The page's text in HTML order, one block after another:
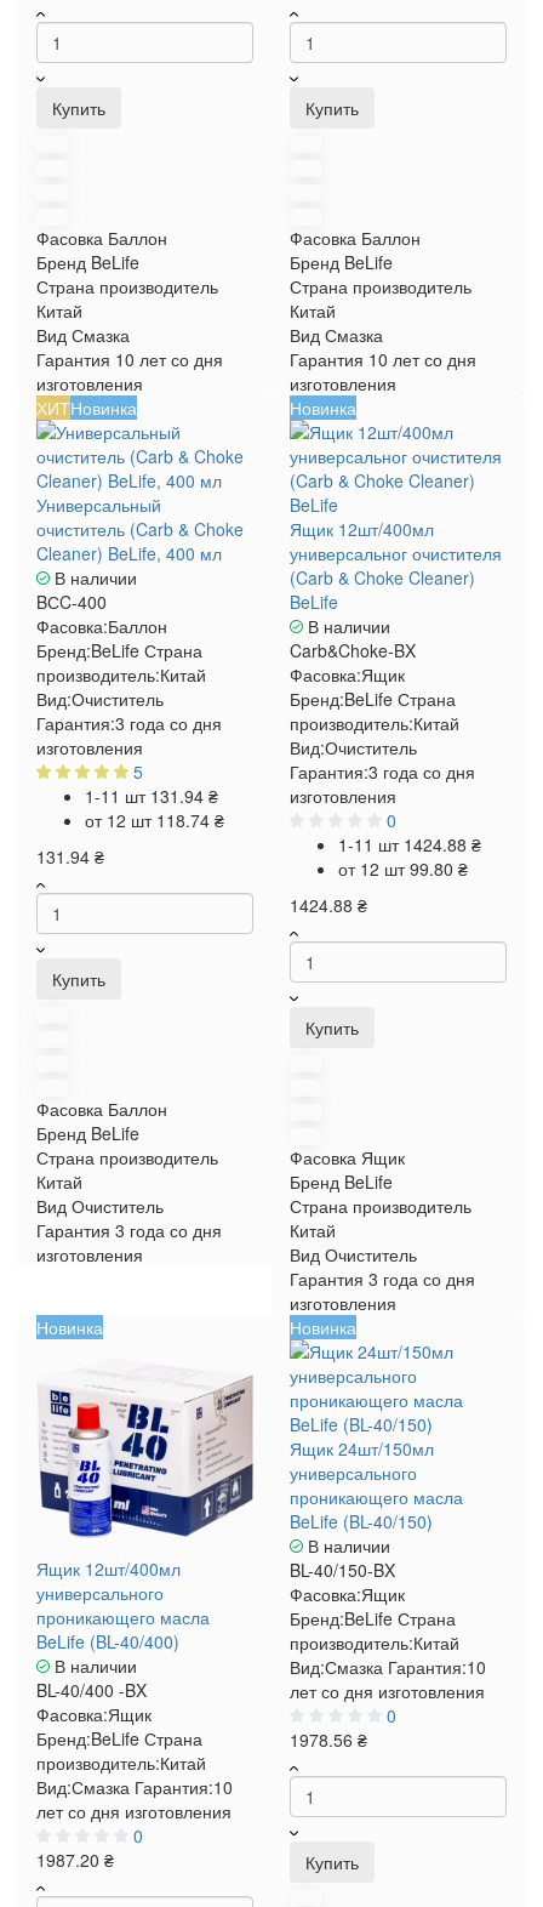
Купить
Фасовка Баллон
Бренд BeLife
Страна производитель
Китай
Вид Смазка
Гарантия 10 лет со дня
изготовления
Купить
Фасовка Баллон
Бренд BeLife
Страна производитель
Китай
Вид Смазка
Гарантия 10 лет со дня
изготовления
ХИТНовинка
Универсальный
очиститель (Carb & Choke
Cleaner) BeLife, 400 мл
В наличии
BСC-400
Фасовка:Баллон
Бренд:BeLife Страна
производитель:Китай
Вид:Очиститель
Гарантия:3 года со дня
изготовления
5
1-11 шт 131.94 ₴
от 12 шт 118.74 ₴
131.94 ₴
Купить
Фасовка Баллон
Бренд BeLife
Страна производитель
Китай
Вид Очиститель
Гарантия 3 года со дня
изготовления
Новинка
Ящик 12шт/400мл
универсальног очистителя
(Carb & Choke Cleaner)
BeLife
В наличии
Carb&Choke-BX
Фасовка:Ящик
Бренд:BeLife Страна
производитель:Китай
Вид:Очиститель
Гарантия:3 года со дня
изготовления
0
1-11 шт 1424.88 ₴
от 12 шт99.80 ₴
1424.88 ₴
Купить
Фасовка Ящик
Бренд BeLife
Страна производитель
Китай
Вид Очиститель
Гарантия 3 года со дня
изготовления
Новинка
Ящик 12шт/400мл
универсального
проникающего масла
BeLife (BL-40/400)
В наличии
BL-40/400 -BX
Фасовка:Ящик
Бренд:BeLife Страна
производитель:Китай
Вид:Смазка Гарантия:10
лет со дня изготовления
0
1987.20 ₴
Новинка
Ящик 24шт/150мл
универсального
проникающего масла
BeLife (BL-40/150)
В наличии
BL-40/150-BX
Фасовка:Ящик
Бренд:BeLife Страна
производитель:Китай
Вид:Смазка Гарантия:10
лет со дня изготовления
0
1978.56 ₴
Купить